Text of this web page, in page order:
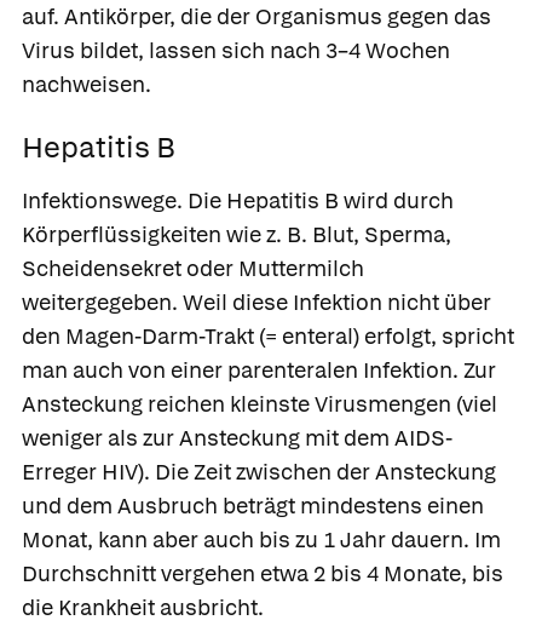
auf. Antikörper, die der Organismus gegen das
Virus bildet, lassen sich nach 3–4 Wochen
nachweisen.
Hepatitis B
Infektionswege. Die Hepatitis B wird durch
Körperflüssigkeiten wie z. B. Blut, Sperma,
Scheidensekret oder Muttermilch
weitergegeben. Weil diese Infektion nicht über
den Magen-Darm-Trakt (= enteral) erfolgt, spricht
man auch von einer parenteralen Infektion. Zur
Ansteckung reichen kleinste Virusmengen (viel
weniger als zur Ansteckung mit dem AIDS-
Erreger HIV). Die Zeit zwischen der Ansteckung
und dem Ausbruch beträgt mindestens einen
Monat, kann aber auch bis zu 1 Jahr dauern. Im
Durchschnitt vergehen etwa 2 bis 4 Monate, bis
die Krankheit ausbricht.